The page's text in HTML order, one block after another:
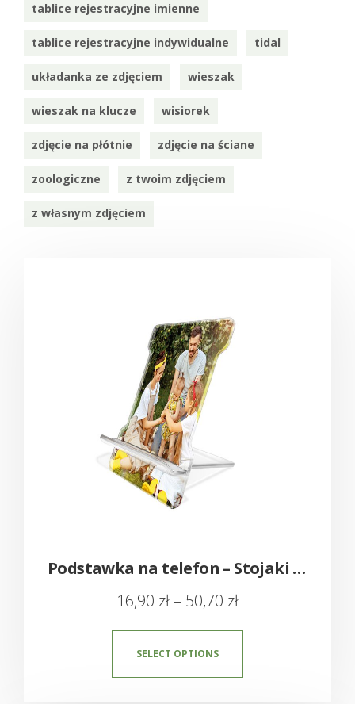
tablice rejestracyjne imienne
tablice rejestracyjne indywidualne tidal
układanka ze zdjęciem wieszak
wieszak na klucze wisiorek
zdjęcie na płótnie zdjęcie na ściane
zoologiczne z twoim zdjęciem
z własnym zdjęciem
Podstawka na telefon – Stojaki z pleksy
16,90 zł– 50,70 zł
SELECT OPTIONS